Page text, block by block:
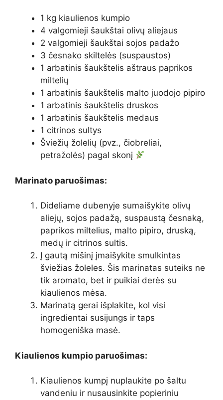
1 kg kiaulienos kumpio
4 valgomieji šaukštai olivų aliejaus
2 valgomieji šaukštai sojos padažo
3 česnako skiltelės (suspaustos)
1 arbatinis šaukštelis aštraus paprikos
miltelių
1 arbatinis šaukštelis malto juodojo pipiro
1 arbatinis šaukštelis druskos
1 arbatinis šaukštelis medaus
1 citrinos sultys
Šviežių žolelių (pvz., čiobreliai,
petražolės) pagal skonį
Marinato paruošimas:
Dideliame dubenyje sumaišykite olivų
aliejų, sojos padažą, suspaustą česnaką,
paprikos miltelius, malto pipiro, druską,
medų ir citrinos sultis.
Į gautą mišinį įmaišykite smulkintas
šviežias žoleles. Šis marinatas suteiks ne
tik aromato, bet ir puikiai derės su
kiaulienos mėsa.
Marinatą gerai išplakite, kol visi
ingredientai susijungs ir taps
homogeniška masė.
Kiaulienos kumpio paruošimas:
Kiaulienos kumpį nuplaukite po šaltu
vandeniu ir nusausinkite popieriniu